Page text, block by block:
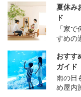
夏休み
ド
「家
すめの
おすす
ガイド
雨の日
め屋内